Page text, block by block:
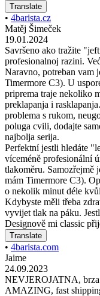
Translate
• 4barista.cz
Matěj Šimeček
19.01.2024
Savršeno ako tražite
profesionalnoj razini.
Naravno, potreban vam
Timermore C3). U
priprema traje nekoliko
preklapanja i
problema s rukom,
poluga cvili, dodajte
najbolja serija.
Perfektní jestli hledáte
víceméně profesionální
tlakoměru. Samozřejmě
mám Timermore C3).
o nekolik minut déle
Kdybyste měli třeba
vyvijet tlak na páku.
Designově mi classic
Translate
• 4barista.com
Jaime
24.09.2023
NEVJEROJATNA, brza
AMAZING, fast